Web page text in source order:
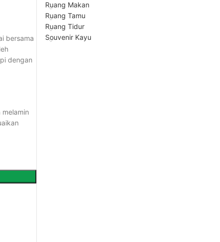
bersama
dengan
Ruang Makan
Ruang Tamu
Ruang Tidur
Souvenir Kayu